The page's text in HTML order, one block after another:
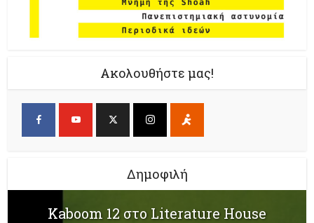
Ακολουθήστε μας!
Δημοφιλή
Kaboom 12 στο Literature House